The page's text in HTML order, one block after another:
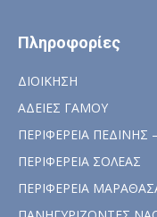
Πληροφορίες
ΔΙΟΙΚΗΣΗ
ΑΔΕΙΕΣ ΓΑΜΟΥ
ΠΕΡΙΦΕΡΕΙΑ ΠΕΔΙΝΗΣ
ΠΕΡΙΦΕΡΕΙΑ ΣΟΛΕΑΣ
ΠΕΡΙΦΕΡΕΙΑ